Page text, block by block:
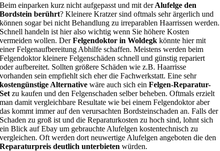
Beim einparken kurz nicht aufgepasst und mit derAlufelge den
Bordstein berührt? Kleinere Kratzer sind oftmals sehr ärgerlich und
können sogar bei nicht Behandlung zu irreparablen Haarrissen werden.
Schnell handeln ist hier also wichtig wenn Sie höhere Kosten
vermeiden wollen. DerFelgendoktor in Woldegk könnte hier mit
einer Felgenaufbereitung Abhilfe schaffen. Meistens werden beim
Felgendoktor kleinere Felgenschäden schnell und günstig repariert
oder aufbereitet. Sollten größere Schäden wie z.B. Haarrisse
vorhanden sein empfiehlt sich eher die Fachwerkstatt. Eine sehr
kostengünstige Alternative wäre auch sich einFelgen-Reparatur-
Set zu kaufen und den Felgenschaden selber beheben. Oftmals erzielt
man damit vergleichbare Resultate wie bei einem Felgendoktor aber
das kommt immer auf den verursachten Bordsteinschaden an. Falls der
Schaden zu groß ist und die Reparaturkosten zu hoch sind, lohnt sich
ein Blick auf Ebay um gebrauchte Alufelgen kostentechnisch zu
vergleichen. Oft werden dort neuwertige Alufelgen angeboten die den
Reparaturpreis deutlich unterbieten würden.